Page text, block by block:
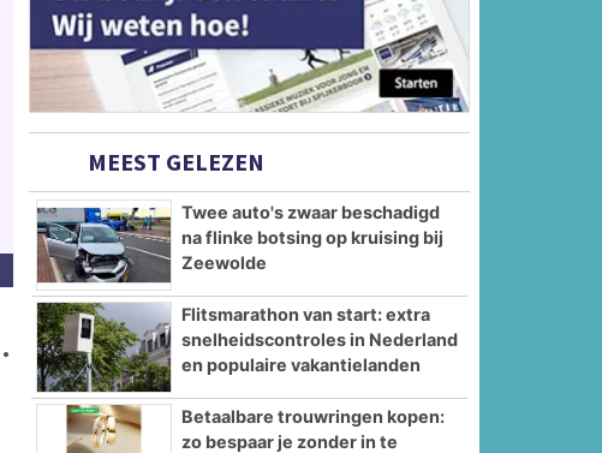
MEEST GELEZEN
Twee auto's zwaar beschadigd
na flinke botsing op kruising bij
Zeewolde
Flitsmarathon van start: extra
snelheidscontroles in Nederland
en populaire vakantielanden
Betaalbare trouwringen kopen:
zo bespaar je zonder in te